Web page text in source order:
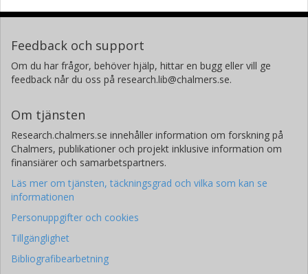
Feedback och support
Om du har frågor, behöver hjälp, hittar en bugg eller vill ge
feedback når du oss på research.lib@chalmers.se.
Om tjänsten
Research.chalmers.se innehåller information om forskning på
Chalmers, publikationer och projekt inklusive information om
finansiärer och samarbetspartners.
Läs mer om tjänsten, täckningsgrad och vilka som kan se
informationen
Personuppgifter och cookies
Tillgänglighet
Bibliografibearbetning